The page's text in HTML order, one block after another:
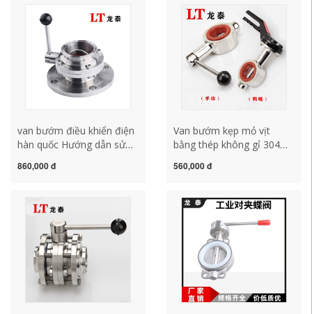
kép đầu khí nén 51 van
bướm vi sinh inox van
bướm dn150
âm DN50 100 van bướm
nhựa tay gạt van bướm
điện từ
van bướm điều khiển điện
hàn quốc Hướng dẫn sử
mặt bích cài đặt nhanh
thép không gỉ 304 kẹp mặt
bích van không có áp suất
âm 50/65 van bướm tín
hiệu điện tiêu chuẩn van
bướm
860,000 đ
Van bướm kẹp mỏ vịt
bằng thép không gỉ 304
vệ sinh cấp tiếng Quảng
bóng 50 65 40 32 van nêm
tiểu nam inax cảm ứng
560,000 đ